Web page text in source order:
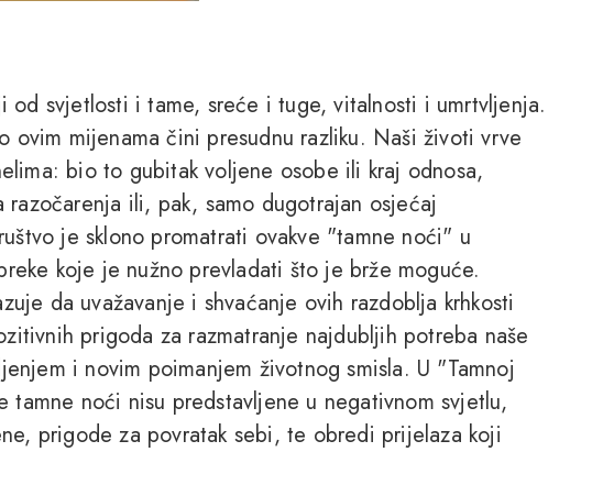
od svjetlosti i tame, sreće i tuge, vitalnosti i umrtvljenja.
ovim mijenama čini presudnu razliku. Naši životi vrve
bio to gubitak voljene osobe ili kraj odnosa,
ili, pak, samo dugotrajan osjećaj
je sklono promatrati ovakve "tamne noći" u
koje je nužno prevladati što je brže moguće.
da uvažavanje i shvaćanje ovih razdoblja krhkosti
prigoda za razmatranje najdubljih potreba naše
i novim poimanjem životnog smisla. U "Tamnoj
tamne noći nisu predstavljene u negativnom svjetlu,
prigode za povratak sebi, te obredi prijelaza koji